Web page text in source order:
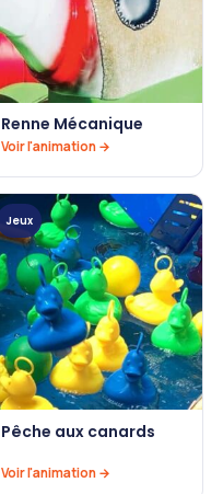
Renne Mécanique
Voir l'animation →
Jeux
Pêche aux canards
Voir l'animation →